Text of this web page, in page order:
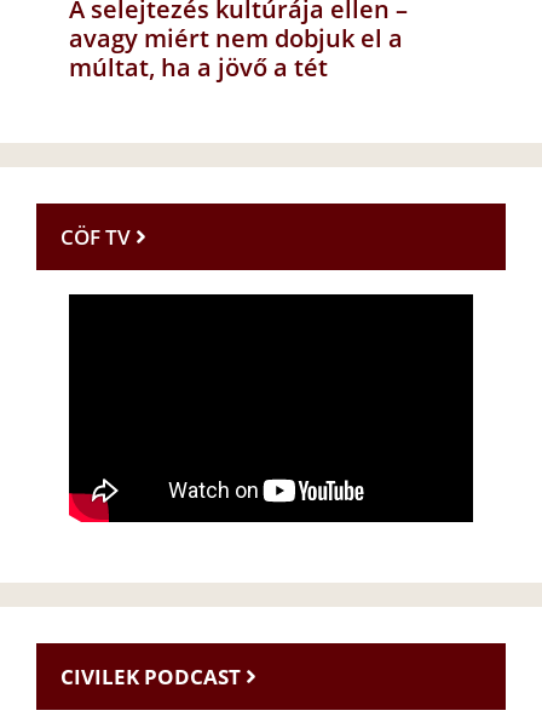
A selejtezés kultúrája ellen –
avagy miért nem dobjuk el a
múltat, ha a jövő a tét
CÖF TV
CIVILEK PODCAST